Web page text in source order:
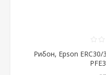
Рибон, Epson